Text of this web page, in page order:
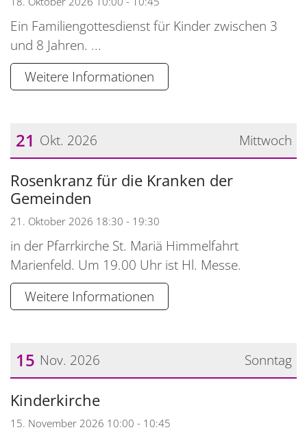
Ein Familiengottesdienst für Kinder zwischen 3
und 8 Jahren. ...
Weitere Informationen
Mittwoch
21 Okt. 2026
Datum: 21. Oktober 2026
Rosenkranz für die Kranken der
Gemeinden
21. Oktober 2026 18:30 - 19:30
in der Pfarrkirche St. Mariä Himmelfahrt
Marienfeld. Um 19.00 Uhr ist Hl. Messe.
Weitere Informationen
Sonntag
15 Nov. 2026
Datum: 15. November 2026
Kinderkirche
15. November 2026 10:00 - 10:45